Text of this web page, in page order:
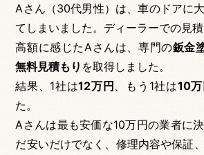
Aさん（30代男性）は、車のドアに
てしまいました。ディーラーでの見
高額に感じたAさんは、専門の鈑金
無料見積もり を取得しました。
結果、1社は12万円 、もう1社は10
た。
Aさんは最も安価な10万円の業者に
だ安いだけでなく、修理内容や保証